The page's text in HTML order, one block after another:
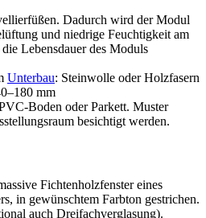
Dadurch wird der Modul
und niedrige Feuchtigkeit am
Lebensdauer des Moduls
Unterbau: Steinwolle oder Holzfasern
mm
Boden oder Parkett. Muster
besichtigt werden.
Fichtenholzfenster eines
in gewünschtem Farbton gestrichen.
auch Dreifachverglasung).